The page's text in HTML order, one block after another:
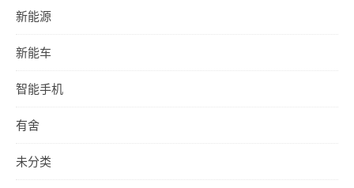
新能源
新能车
智能手机
有舍
未分类